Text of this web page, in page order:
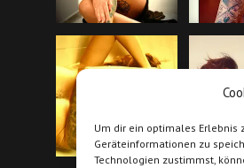
Um dir ein optimales Erlebnis
Geräteinformationen zu
Technologien zustimmst,